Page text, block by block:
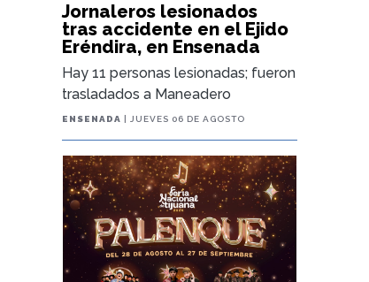
Jornaleros lesionados
tras accidente en el Ejido
Eréndira, en Ensenada
Hay 11 personas lesionadas; fueron
trasladados a Maneadero
ENSENADA | JUEVES 06 DE AGOSTO